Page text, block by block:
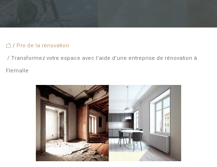
/ Pro de la rénovation
/ Transformez votre espace avec l’aide d’une entreprise de rénovation à
Flemalle